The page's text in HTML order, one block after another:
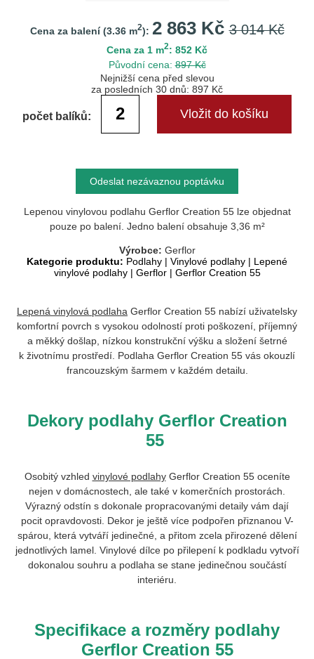
Cena za balení (3.36m2): 2 863 Kč3 014 Kč
Cena za 1 m2: 852 Kč
Původní cena:897 Kč
Nejnižší cena před slevou
za posledních 30 dnů: 897 Kč
počet balíků:
Odeslat nezávaznou poptávku
Lepenou vinylovou podlahu Gerflor Creation 55 lze objednat
pouze po balení. Jedno balení obsahuje 3,36 m²
Výrobce: Gerflor
Kategorie produktu: Podlahy | Vinylové podlahy | Lepené
vinylové podlahy| Gerflor| Gerflor Creation 55
Lepená vinylová podlaha Gerflor Creation 55 nabízí uživatelsky
komfortní povrch s vysokou odolností proti poškození, příjemný
a měkký došlap, nízkou konstrukční výšku a složení šetrné
k životnímu prostředí. Podlaha Gerflor Creation 55 vás okouzlí
francouzským šarmem v každém detailu.
Dekory podlahy Gerflor Creation
55
Osobitý vzhled vinylové podlahyGerflor Creation 55 oceníte
nejen v domácnostech, ale také v komerčních prostorách.
Výrazný odstín s dokonale propracovanými detaily vám dají
pocit opravdovosti. Dekor je ještě více podpořen přiznanou V-
spárou, která vytváří jedinečné, a přitom zcela přirozené dělení
jednotlivých lamel. Vinylové dílce po přilepení k podkladu vytvoří
dokonalou souhru a podlaha se stane jedinečnou součástí
interiéru.
Specifikace a rozměry podlahy
Gerflor Creation 55